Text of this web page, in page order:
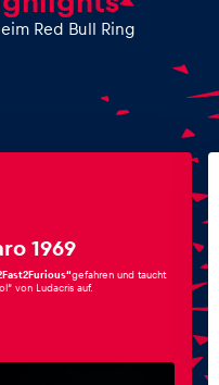
Red Bull Ring
1969
gefahren und taucht
von Ludacris auf.